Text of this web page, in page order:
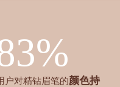
户对精钻眉笔的颜色持